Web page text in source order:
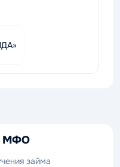
МФО
займа